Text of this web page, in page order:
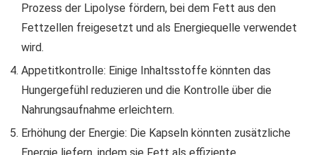
Prozess der Lipolyse fördern, bei dem Fett aus den
Fettzellen freigesetzt und als Energiequelle verwendet
wird.
Appetitkontrolle: Einige Inhaltsstoffe könnten das
Hungergefühl reduzieren und die Kontrolle über die
Nahrungsaufnahme erleichtern.
Erhöhung der Energie: Die Kapseln könnten zusätzliche